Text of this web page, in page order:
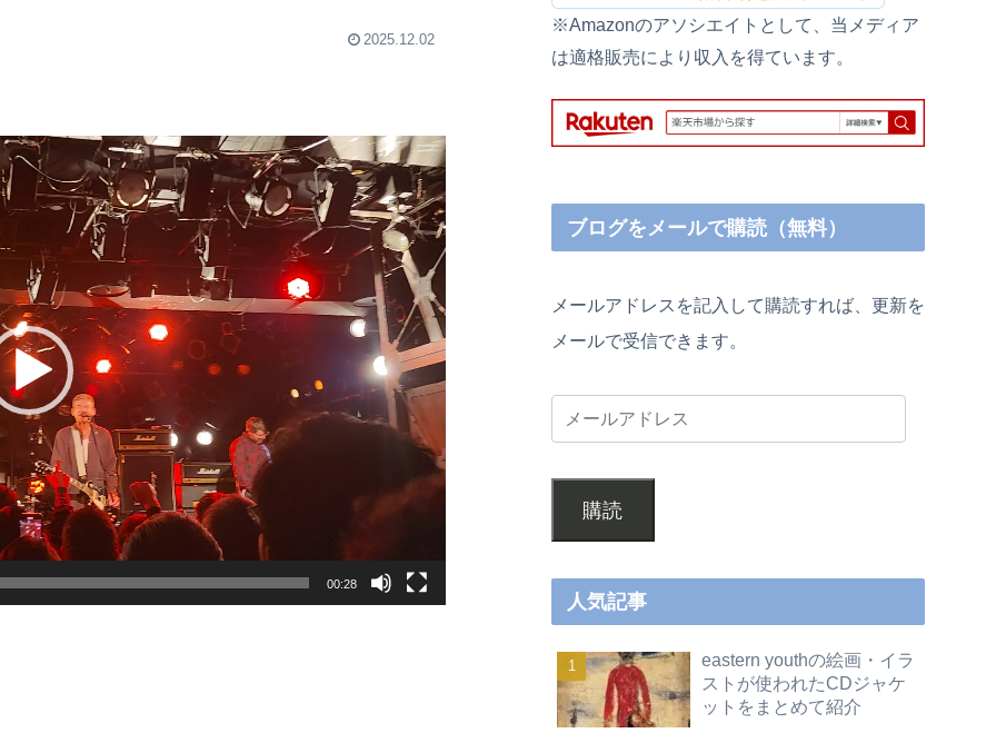
2025.12.02
00:28
※Amazonのアソシエイトとして、当メディア
は適格販売により収入を得ています。
ブログをメールで購読（無料）
メールアドレスを記入して購読すれば、更新を
メールで受信できます。
購読
人気記事
eastern youthの絵画・イラ
ストが使われたCDジャケ
ットをまとめて紹介